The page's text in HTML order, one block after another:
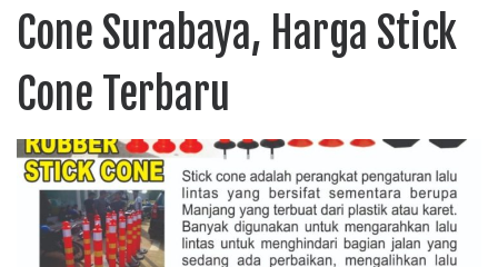
Cone Surabaya, Harga Stick
Cone Terbaru